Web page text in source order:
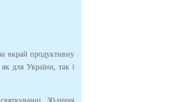
вкрай продуктивну
для України, так і